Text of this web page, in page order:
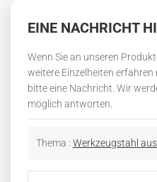
EINE NACHRICHT
Wenn Sie an unseren
weitere Einzelheiten
bitte eine Nachricht. Wir
möglich antworten.
Thema : Werkzeugstahl